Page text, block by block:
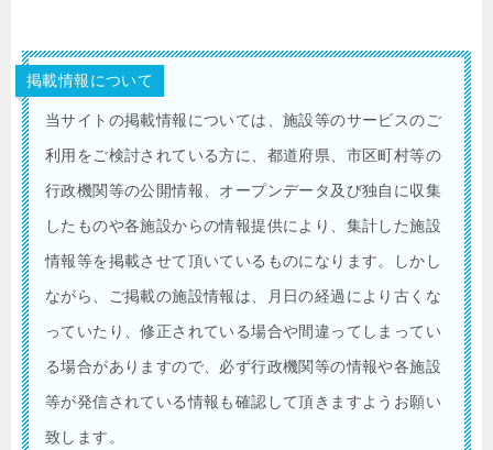
掲載情報について
当サイトの掲載情報については、施設等のサービスのご
利用をご検討されている方に、都道府県、市区町村等の
行政機関等の公開情報、オープンデータ及び独自に収集
したものや各施設からの情報提供により、集計した施設
情報等を掲載させて頂いているものになります。しかし
ながら、ご掲載の施設情報は、月日の経過により古くな
っていたり、修正されている場合や間違ってしまってい
る場合がありますので、必ず行政機関等の情報や各施設
等が発信されている情報も確認して頂きますようお願い
致します。